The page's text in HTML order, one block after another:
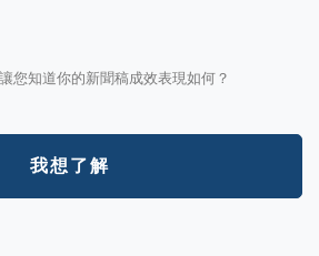
您知道你的新聞稿成效表現如何？
我想了解